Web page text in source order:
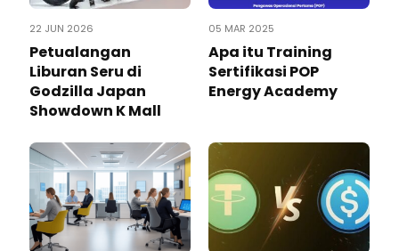
22 JUN 2026
Petualangan
Liburan Seru di
Godzilla Japan
Showdown K Mall
05 MAR 2025
Apa itu Training
Sertifikasi POP
Energy Academy